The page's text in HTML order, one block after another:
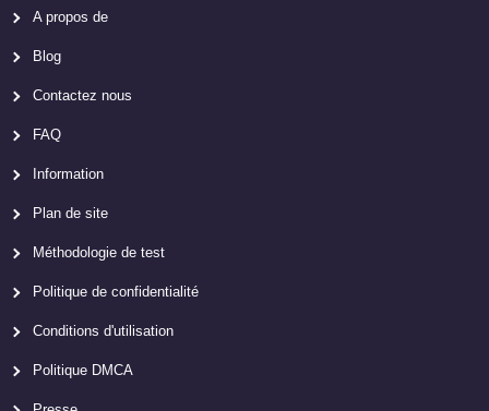
A propos de
Blog
Contactez nous
FAQ
Information
Plan de site
Méthodologie de test
Politique de confidentialité
Conditions d'utilisation
Politique DMCA